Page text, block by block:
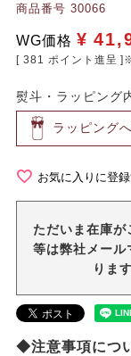
商品番号 30066
WG価格 ¥
[ 381 ポイント進呈
熨斗・ラッピング
ラッピング
お気に入りに登
ただいま在庫が
等は弊社メール
りま
◆注意事項につ